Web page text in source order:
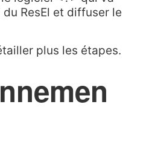
ResEl et diffuser le
plus les étapes.